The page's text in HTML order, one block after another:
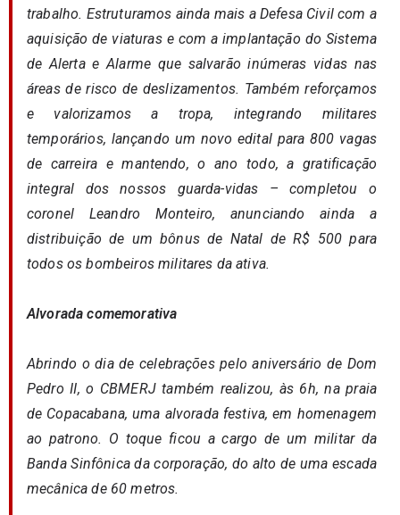
trabalho. Estruturamos ainda mais a Defesa Civil com a
aquisição de viaturas e com a implantação do Sistema
de Alerta e Alarme que salvarão inúmeras vidas nas
áreas de risco de deslizamentos. Também reforçamos
e valorizamos a tropa, integrando militares
temporários, lançando um novo edital para 800 vagas
de carreira e mantendo, o ano todo, a gratificação
integral dos nossos guarda-vidas – completou o
coronel Leandro Monteiro, anunciando ainda a
distribuição de um bônus de Natal de R$ 500 para
todos os bombeiros militares da ativa.
Alvorada comemorativa
Abrindo o dia de celebrações pelo aniversário de Dom
Pedro II, o CBMERJ também realizou, às 6h, na praia
de Copacabana, uma alvorada festiva, em homenagem
ao patrono. O toque ficou a cargo de um militar da
Banda Sinfônica da corporação, do alto de uma escada
mecânica de 60 metros.